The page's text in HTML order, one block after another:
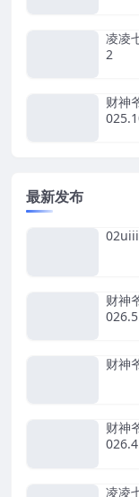
凌凌
2
财神
最新发布
财神
财神
财神
凌凌